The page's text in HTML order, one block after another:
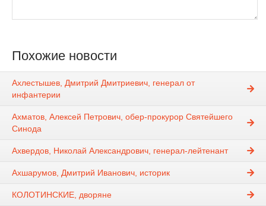
Похожие новости
Ахлестышев, Дмитрий Дмитриевич, генерал от
инфантерии
Ахматов, Алексей Петрович, обер-прокурор Святейшего
Синода
Ахвердов, Николай Александрович, генерал-лейтенант
Ахшарумов, Дмитрий Иванович, историк
КОЛОТИНСКИЕ, дворяне